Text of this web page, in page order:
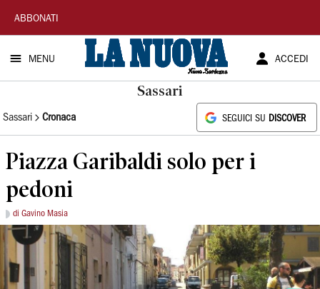
La
Nuova
Sardegna
ABBONATI
MENU ACCEDI
Sassari
Sassari Cronaca SEGUICI SU DISCOVER
Piazza Garibaldi solo per i
pedoni
di Gavino Masia